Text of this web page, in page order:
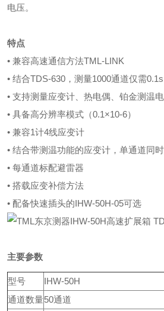
电压。
特点
• 兼容高速通信方法TML-LINK
• 结合TDS-630 ，测量1000通道仅需0.1s
• 支持测量应变计、热电偶、铂金测温
• 具备高分辨率模式（0.1×10-6）
• 兼容1计4线应变计
• 结合带测温功能的应变计，单通道同
• 每通道标配避雷器
• 搭载应变补偿方法
• 配备快速插头的IHW-50H-05可选
主要参数
型号
IHW-50H
通道数量50通道